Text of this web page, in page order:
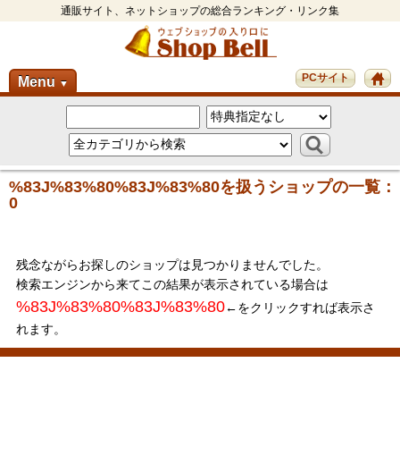
通販サイト、ネットショップの総合ランキング・リンク集
Menu ▼ PCサイト
%83J%83%80%83J%83%80を扱うショップの一覧：
0
残念ながらお探しのショップは見つかりませんでした。
検索エンジンから来てこの結果が表示されている場合は
%83J%83%80%83J%83%80←をクリックすれば表示さ
れます。